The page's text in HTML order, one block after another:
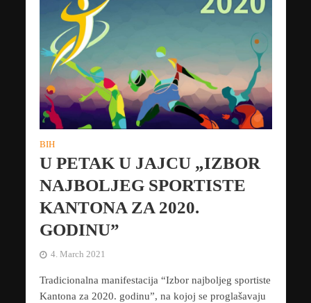
BIH
U PETAK U JAJCU „IZBOR
NAJBOLJEG SPORTISTE
KANTONA ZA 2020.
GODINU”
4. March 2021
Tradicionalna manifestacija “Izbor najboljeg sportiste
Kantona za 2020. godinu”, na kojoj se proglašavaju